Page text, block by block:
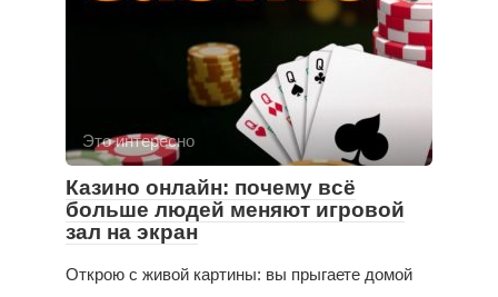
Это интересно
Казино онлайн: почему всё
больше людей меняют игровой
зал на экран
Открою с живой картины: вы прыгаете домой